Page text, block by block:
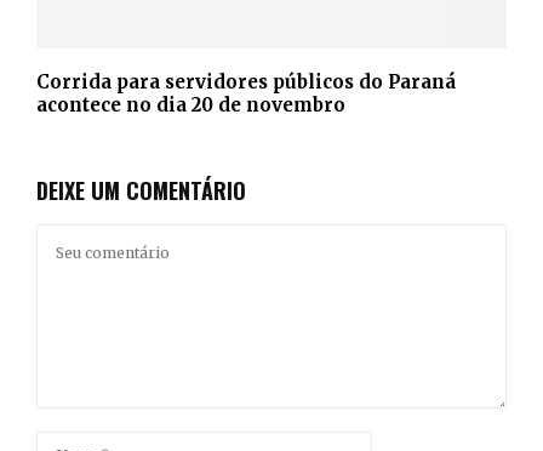
Corrida para servidores públicos do Paraná
acontece no dia 20 de novembro
DEIXE UM COMENTÁRIO